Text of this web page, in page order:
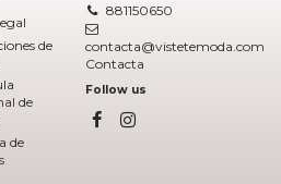
de
de
de
881150650
contacta@vistetemoda.com
Contacta
Follow us